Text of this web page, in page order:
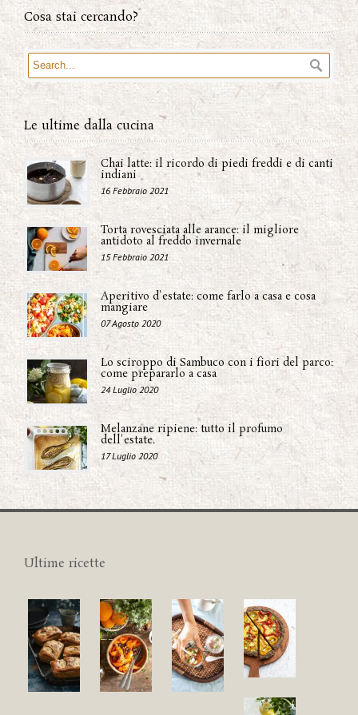
Cosa stai cercando?
Le ultime dalla cucina
Chai latte: il ricordo di piedi freddi e di canti
indiani
16 Febbraio 2021
Torta rovesciata alle arance: il migliore
antidoto al freddo invernale
15 Febbraio 2021
Aperitivo d'estate: come farlo a casa e cosa
mangiare
07 Agosto 2020
Lo sciroppo di Sambuco con i fiori del parco:
come prepararlo a casa
24 Luglio 2020
Melanzane ripiene: tutto il profumo
dell'estate.
17 Luglio 2020
Ultime ricette